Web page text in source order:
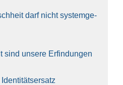
darf nicht sys­tem­ge­
sind unse­re Erfin­dun­gen